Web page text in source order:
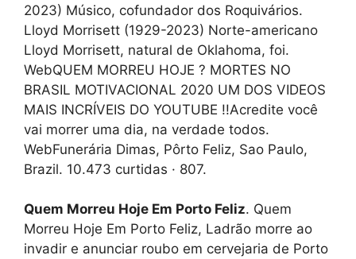
2023) Músico, cofundador dos Roquivários.
Lloyd Morrisett (1929-2023) Norte-americano
Lloyd Morrisett, natural de Oklahoma, foi.
WebQUEM MORREU HOJE ? MORTES NO
BRASIL MOTIVACIONAL 2020 UM DOS VIDEOS
MAIS INCRÍVEIS DO YOUTUBE !!Acredite você
vai morrer uma dia, na verdade todos.
WebFunerária Dimas, Pôrto Feliz, Sao Paulo,
Brazil. 10.473 curtidas · 807.
Quem Morreu Hoje Em Porto Feliz. Quem
Morreu Hoje Em Porto Feliz, Ladrão morre ao
invadir e anunciar roubo em cervejaria de Porto